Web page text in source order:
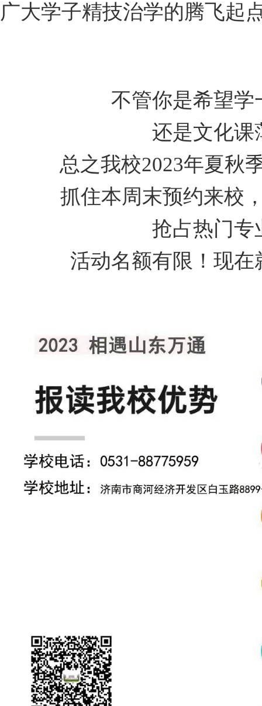
广大学子精技治学的腾飞起
不管你是希望学
还是文化课
总之我校2023年夏秋
抓住本周末预约来校
抢占热门专
活动名额有限！现